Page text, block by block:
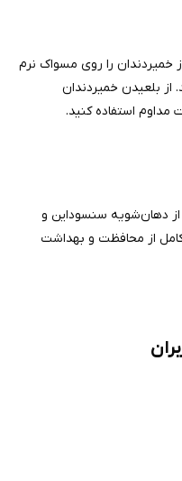
را روی مسواک نرم
بلعیدن خمیردندان
مداوم استفاده کنید.
از دهان‌شویه سنسوداین و
از محافظت و بهداشت